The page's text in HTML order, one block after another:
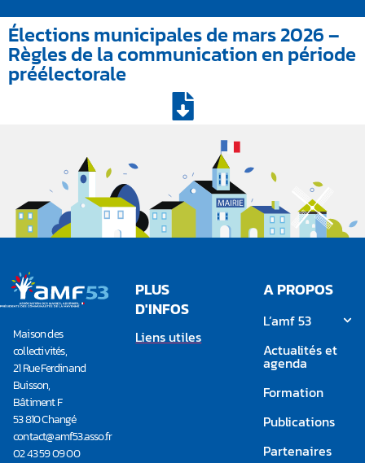
Élections municipales de mars 2026 –
Règles de la communication en période
préélectorale
Maison des
collectivités,
21 Rue Ferdinand
Buisson,
Bâtiment F
53 810 Changé
contact@amf53.asso.fr​
02 43 59 09 00
PLUS
D'INFOS
Liens utiles
A PROPOS
L’amf 53
Actualités et
agenda
Formation
Publications
Partenaires